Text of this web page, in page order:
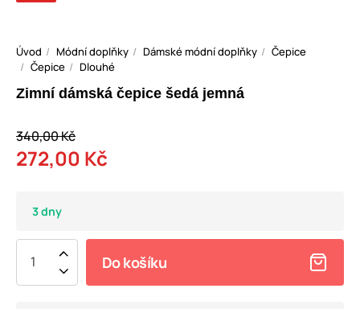
Úvod Módní doplňky Dámské módní doplňky
Čepice
Čepice
Dlouhé
Zimní dámská čepice šedá jemná
340,00 Kč
272,00 Kč
3 dny
Do košíku